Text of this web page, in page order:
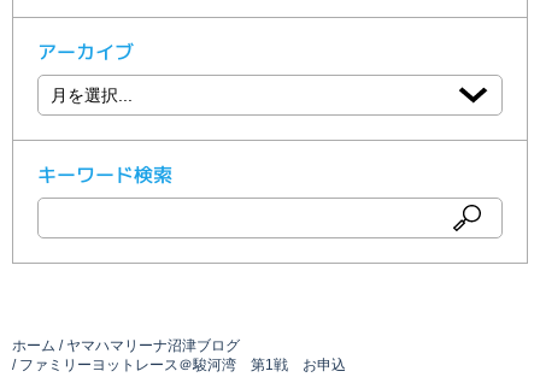
アーカイブ
キーワード検索
ホーム
ヤマハマリーナ沼津ブログ
ファミリーヨットレース＠駿河湾 第1戦 お申込